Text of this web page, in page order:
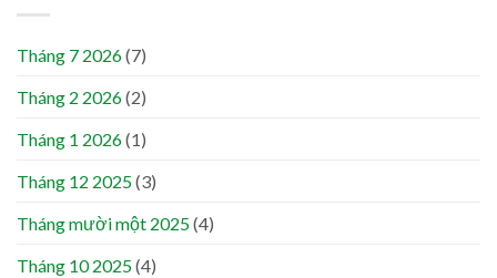
Tháng 7 2026(7)
Tháng 2 2026(2)
Tháng 1 2026(1)
Tháng 12 2025(3)
Tháng mười một 2025(4)
Tháng 10 2025(4)